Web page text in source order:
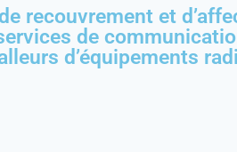
recouvrement et
de
d’équipements